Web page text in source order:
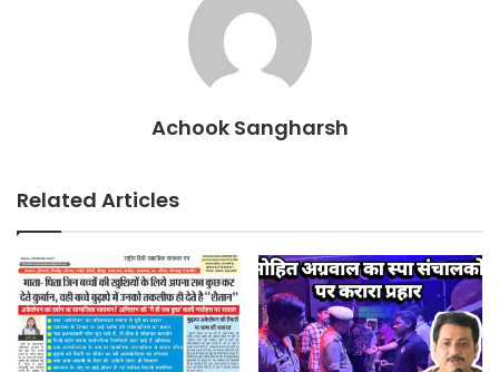
Achook Sangharsh
Related Articles